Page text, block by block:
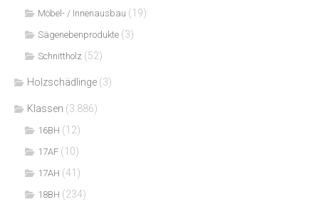
Möbel- / Innenausbau (19)
Sägenebenprodukte (3)
Schnittholz (52)
Holzschädlinge (3)
Klassen (3.886)
16BH (12)
17AF (10)
17AH (41)
18BH (234)